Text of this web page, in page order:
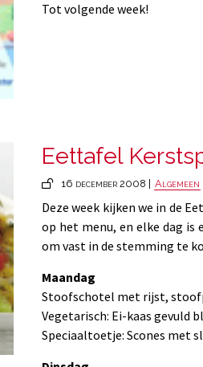
Tot volgende week!
Eettafel
16 december 2008 | Algemeen
Deze week kijken we in de
op het menu, en elke dag is
om vast in de stemming te
Maandag
Stoofschotel met rijst,
Vegetarisch: Ei-kaas gevuld
Speciaaltoetje: Scones met